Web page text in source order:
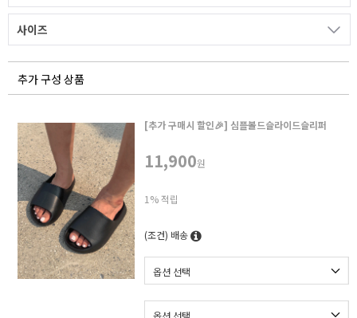
사이즈
추가 구성 상품
[추가 구매시 할인🎉] 심플볼드슬라이드슬리퍼
11,900원
1% 적립
(조건) 배송